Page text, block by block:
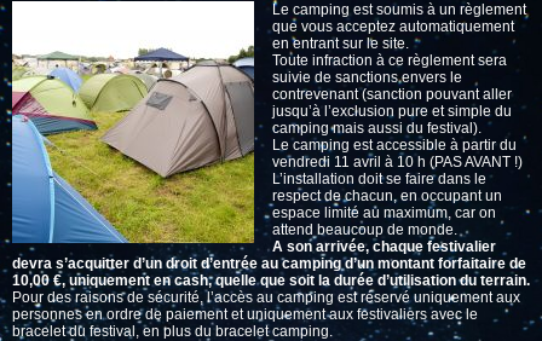
Le camping est soumis à un règlement
que vous acceptez automatiquement
en entrant sur le site.
Toute infraction à ce règlement sera
suivie de sanctions envers le
contrevenant (sanction pouvant aller
jusqu’à l’exclusion pure et simple du
camping mais aussi du festival).
Le camping est accessible à partir du
vendredi 11 avril à 10 h (PAS AVANT !)
L’installation doit se faire dans le
respect de chacun, en occupant un
espace limité au maximum, car on
attend beaucoup de monde.
A son arrivée, chaque festivalier
devra s’acquitter d’un droit d’entrée au camping d’un montant forfaitaire de
10,00 €, uniquement en cash, quelle que soit la durée d’utilisation du terrain.
Pour des raisons de sécurité, l’accès au camping est réservé uniquement aux
personnes en ordre de paiement et uniquement aux festivaliers avec le
bracelet du festival, en plus du bracelet camping.